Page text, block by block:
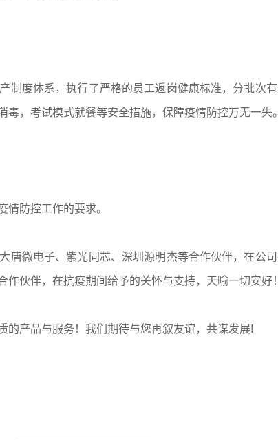
制度体系，执行了严格的员工返岗健康标准，分批次
，考试模式就餐等安全措施，保障疫情防控万无一失
情防控工作的要求。
唐微电子、紫光同芯、深圳源明杰等合作伙伴，在公
伙伴，在抗疫期间给予的关怀与支持，天喻一切安好
产品与服务！我们期待与您再叙友谊，共谋发展!